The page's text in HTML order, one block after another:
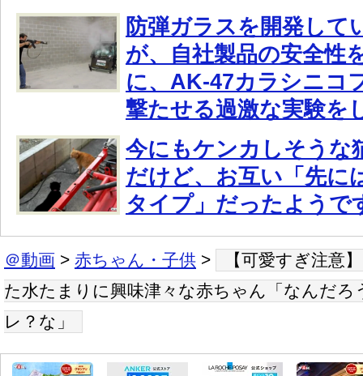
防弾ガラスを開発して
が、自社製品の安全性
に、AK-47カラシニコ
撃たせる過激な実験を
今にもケンカしそうな
だけど、お互い「先に
タイプ」だったようで
＠動画 > 赤ちゃん・子供 >
【可愛すぎ注意
た水たまりに興味津々な赤ちゃん「なんだ
レ？な」